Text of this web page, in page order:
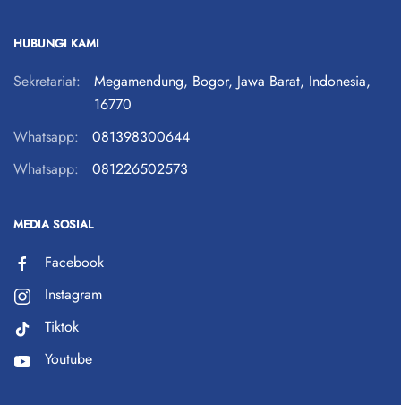
HUBUNGI KAMI
Sekretariat:
Megamendung, Bogor, Jawa Barat, Indonesia,
16770
Whatsapp:
081398300644
Whatsapp:
081226502573
MEDIA SOSIAL
Facebook
Instagram
Tiktok
Youtube